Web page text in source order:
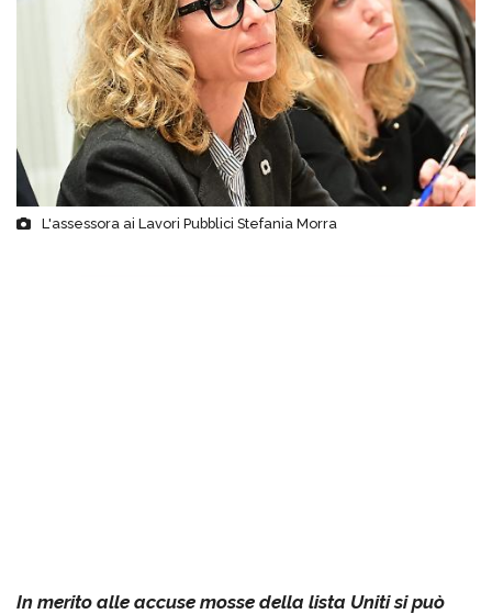
L'assessora ai Lavori Pubblici Stefania Morra
In merito alle accuse mosse della lista Uniti si può